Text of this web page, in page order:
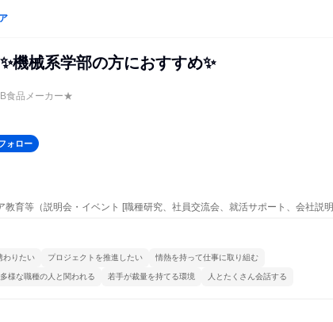
械系学部の方におすすめ✨
食品メーカー★
ォロー
育等（説明会・イベント [職種研究、社員交流会、就活サポート、会社説明
わりたい プロジェクトを推進したい 情熱を持って仕事に取り組む
多様な職種の人と関われる 若手が裁量を持てる環境 人とたくさん会話する